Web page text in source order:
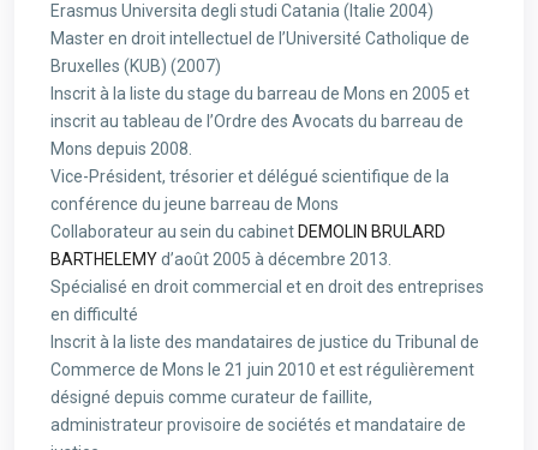
Erasmus Universita degli studi Catania (Italie 2004)
Master en droit intellectuel de l’Université Catholique de
Bruxelles (KUB) (2007)
Inscrit à la liste du stage du barreau de Mons en 2005 et
inscrit au tableau de l’Ordre des Avocats du barreau de
Mons depuis 2008.
Vice-Président, trésorier et délégué scientifique de la
conférence du jeune barreau de Mons
Collaborateur au sein du cabinet DEMOLIN BRULARD
BARTHELEMYd’août 2005 à décembre 2013.
Spécialisé en droit commercial et en droit des entreprises
en difficulté
Inscrit à la liste des mandataires de justice du Tribunal de
Commerce de Mons le 21 juin 2010 et est régulièrement
désigné depuis comme curateur de faillite,
administrateur provisoire de sociétés et mandataire de